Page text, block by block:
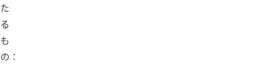
た
る
も
の：